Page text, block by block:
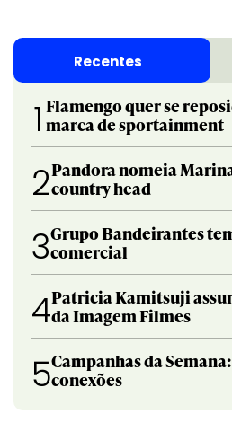
Recentes
1 Flamengo quer se
marca de sportainment
2Pandora nomeia
country head
3Grupo Bandeirantes
comercial
4Patricia Kamitsuji
da Imagem Filmes
5Campanhas da
conexões